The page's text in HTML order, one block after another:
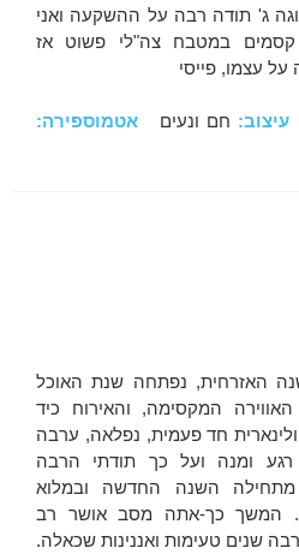
ג' תודה רבה על ההשקעה ואני
במטבח צה"לי פשוט אז
עצמו, פייסי
עיצוב: חם ונעים אטמוספירה:
האזרחית, נפתחה שנת האוכל
המקסימה, והאירוח כיד
חד פעמית, נפלאה, ערבה
רגע ומנה ועל כך תודתי הרבה
השנה החדשה ובמלוא
המשך כך-אתה מסב אושר רב
שנים טעימות ואננינות שכאלה.